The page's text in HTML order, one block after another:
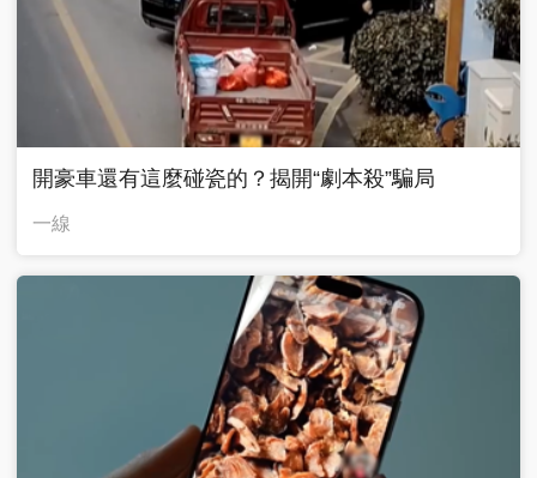
開豪車還有這麼碰瓷的？揭開“劇本殺”騙局
一線